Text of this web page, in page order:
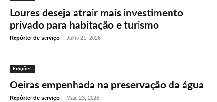
Loures deseja atrair mais investimento
privado para habitação e turismo
Repórter de serviço - Julho 21, 2026
Edições
Oeiras empenhada na preservação da água
Repórter de serviço - Maio 23, 2026